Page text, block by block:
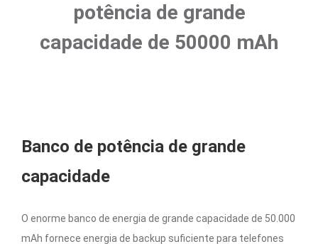
potência de grande
capacidade de 50000 mAh
Banco de potência de grande
capacidade
O enorme banco de energia de grande capacidade de 50.000
mAh fornece energia de backup suficiente para telefones